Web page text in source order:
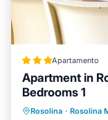
Apartamento
Apartment in
Bedrooms 1
Rosolina · Rosolina